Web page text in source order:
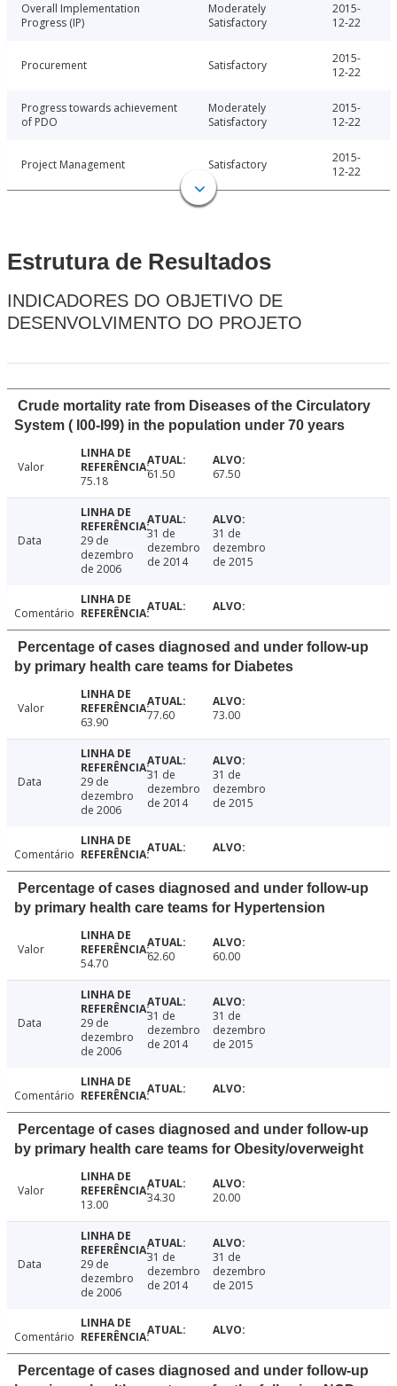
Overall Implementation
Progress (IP)
Moderately
Satisfactory
2015-
12-22
Procurement Satisfactory
2015-
12-22
Progress towards achievement
of PDO
Moderately
Satisfactory
2015-
12-22
Project Management Satisfactory
2015-
12-22
Estrutura de Resultados
INDICADORES DO OBJETIVO DE
DESENVOLVIMENTO DO PROJETO
Crude mortality rate from Diseases of the Circulatory
System ( I00-I99) in the population under 70 years
Valor
75.18
61.50 67.50
Data
29 de
dezembro
de 2006
31 de
dezembro
de 2014
31 de
dezembro
de 2015
Comentário
Percentage of cases diagnosed and under follow-up
by primary health care teams for Diabetes
Valor
63.90
77.60 73.00
Data
29 de
dezembro
de 2006
31 de
dezembro
de 2014
31 de
dezembro
de 2015
Comentário
Percentage of cases diagnosed and under follow-up
by primary health care teams for Hypertension
Valor
54.70
62.60 60.00
Data
29 de
dezembro
de 2006
31 de
dezembro
de 2014
31 de
dezembro
de 2015
Comentário
Percentage of cases diagnosed and under follow-up
by primary health care teams for Obesity/overweight
Valor
13.00
34.30 20.00
Data
29 de
dezembro
de 2006
31 de
dezembro
de 2014
31 de
dezembro
de 2015
Comentário
Percentage of cases diagnosed and under follow-up